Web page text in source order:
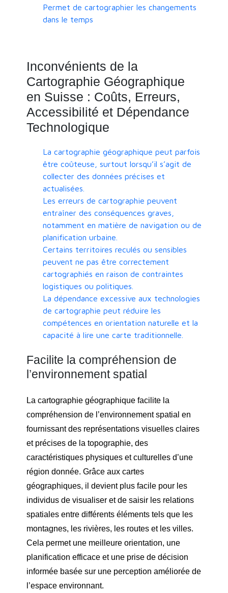
Permet de cartographier les changements
dans le temps
Inconvénients de la
Cartographie Géographique
en Suisse : Coûts, Erreurs,
Accessibilité et Dépendance
Technologique
La cartographie géographique peut parfois
être coûteuse, surtout lorsqu’il s’agit de
collecter des données précises et
actualisées.
Les erreurs de cartographie peuvent
entraîner des conséquences graves,
notamment en matière de navigation ou de
planification urbaine.
Certains territoires reculés ou sensibles
peuvent ne pas être correctement
cartographiés en raison de contraintes
logistiques ou politiques.
La dépendance excessive aux technologies
de cartographie peut réduire les
compétences en orientation naturelle et la
capacité à lire une carte traditionnelle.
Facilite la compréhension de
l’environnement spatial
La cartographie géographique facilite la
compréhension de l’environnement spatial en
fournissant des représentations visuelles claires
et précises de la topographie, des
caractéristiques physiques et culturelles d’une
région donnée. Grâce aux cartes
géographiques, il devient plus facile pour les
individus de visualiser et de saisir les relations
spatiales entre différents éléments tels que les
montagnes, les rivières, les routes et les villes.
Cela permet une meilleure orientation, une
planification efficace et une prise de décision
informée basée sur une perception améliorée de
l’espace environnant.